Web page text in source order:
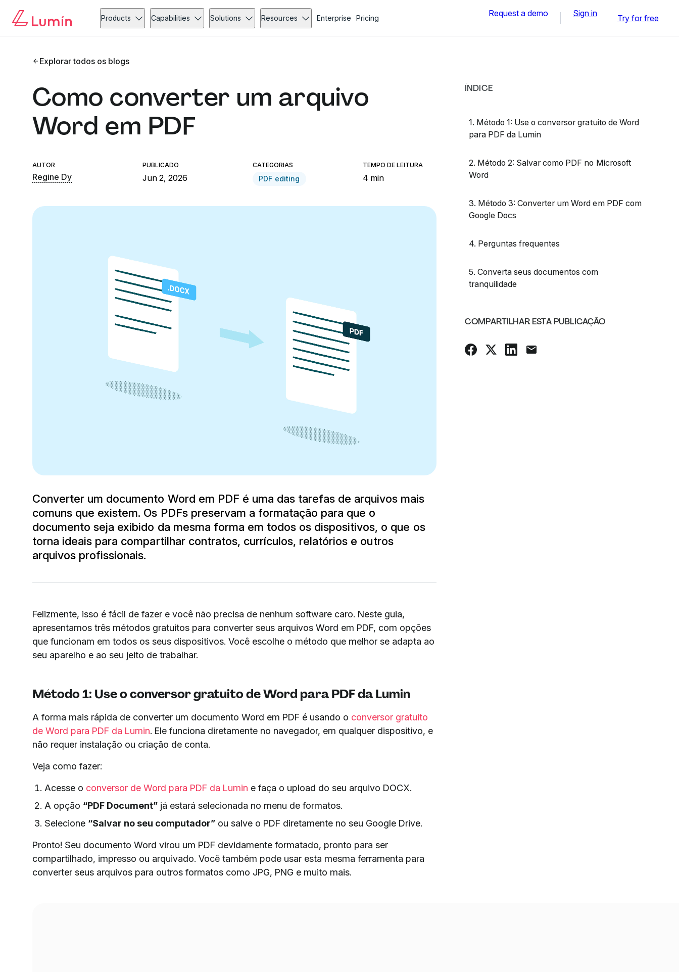
Products Capabilities Solutions Resources Enterprise Pricing Request a demo Sign in Try for free
Explorar todos os blogs
Como converter um arquivo
Word em PDF
AUTOR
Regine Dy
PUBLICADO
Jun 2, 2026
CATEGORIAS
PDF editing
TEMPO DE LEITURA
4 min
Converter um documento Word em PDF é uma das tarefas de arquivos mais
comuns que existem. Os PDFs preservam a formatação para que o
documento seja exibido da mesma forma em todos os dispositivos, o que os
torna ideais para compartilhar contratos, currículos, relatórios e outros
arquivos profissionais.
ÍNDICE
1. Método 1: Use o conversor gratuito de Word
para PDF da Lumin
2. Método 2: Salvar como PDF no Microsoft
Word
3. Método 3: Converter um Word em PDF com
Google Docs
4. Perguntas frequentes
5. Converta seus documentos com
tranquilidade
COMPARTILHAR ESTA PUBLICAÇÃO
Felizmente, isso é fácil de fazer e você não precisa de nenhum software caro. Neste guia,
apresentamos três métodos gratuitos para converter seus arquivos Word em PDF, com opções
que funcionam em todos os seus dispositivos. Você escolhe o método que melhor se adapta ao
seu aparelho e ao seu jeito de trabalhar.
Método 1: Use o conversor gratuito de Word para PDF da Lumin
A forma mais rápida de converter um documento Word em PDF é usando o conversor gratuito
de Word para PDF da Lumin. Ele funciona diretamente no navegador, em qualquer dispositivo, e
não requer instalação ou criação de conta.
Veja como fazer:
Acesse o conversor de Word para PDF da Lumin e faça o upload do seu arquivo DOCX.
A opção “PDF Document” já estará selecionada no menu de formatos.
Selecione “Salvar no seu computador” ou salve o PDF diretamente no seu Google Drive.
Pronto! Seu documento Word virou um PDF devidamente formatado, pronto para ser
compartilhado, impresso ou arquivado. Você também pode usar esta mesma ferramenta para
converter seus arquivos para outros formatos como JPG, PNG e muito mais.